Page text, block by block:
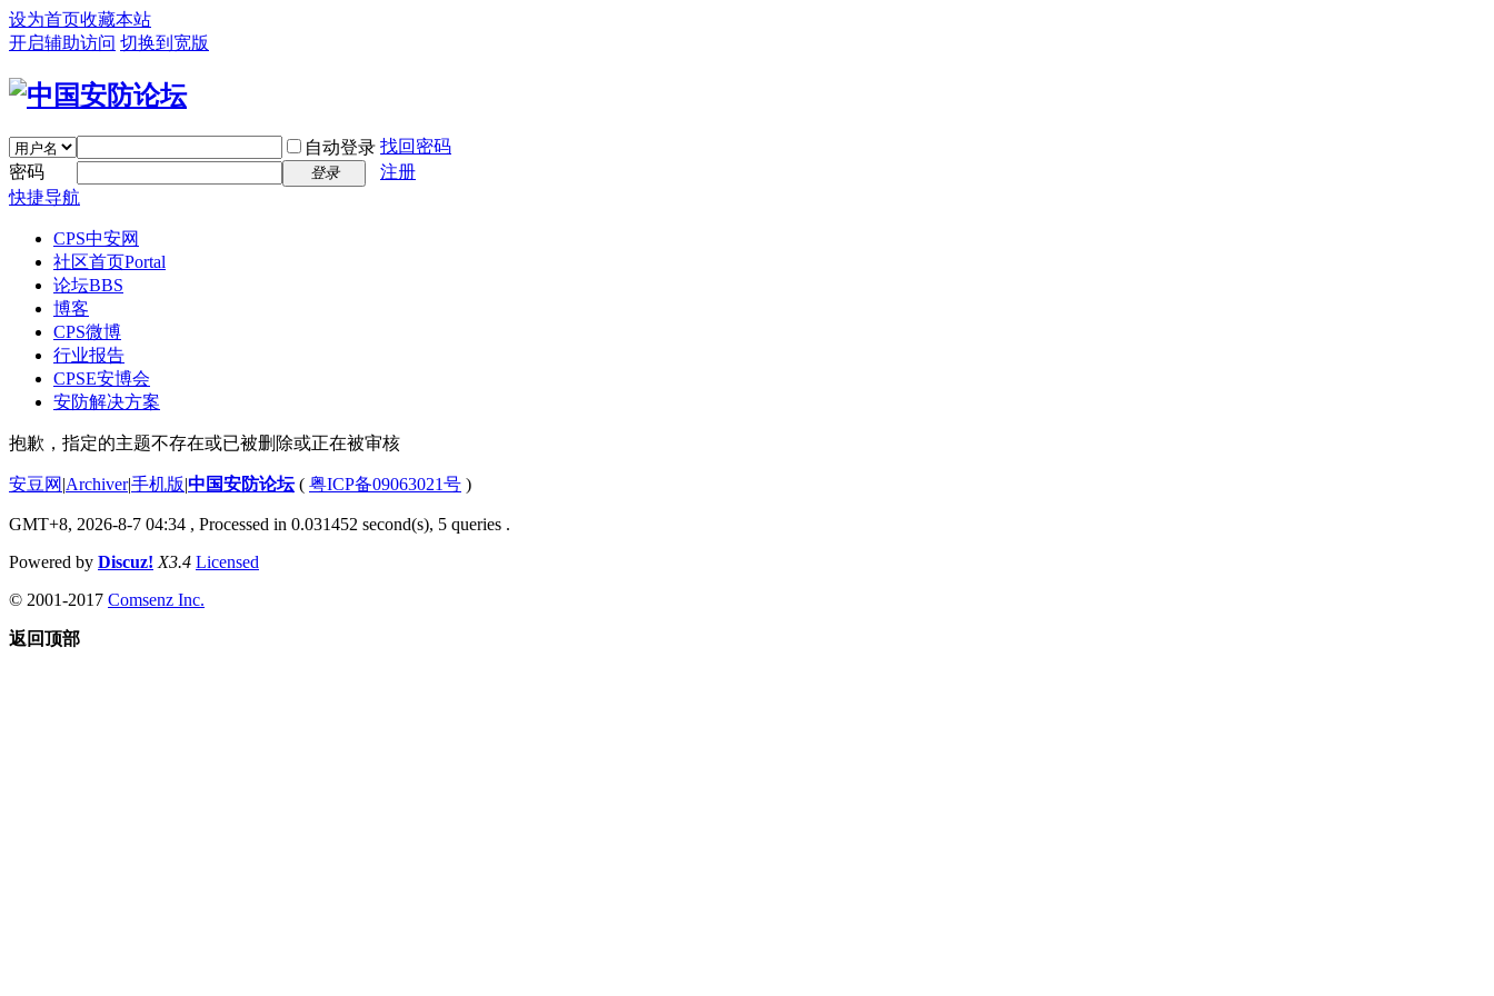
设为首页收藏本站
开启辅助访问 切换到宽版
自动登录 找回密码
密码
登录
注册
快捷导航
CPS中安网
社区首页Portal
论坛BBS
博客
CPS微博
行业报告
CPSE安博会
安防解决方案
抱歉，指定的主题不存在或已被删除或正在被审核
安豆网 |Archiver|手机版|中国安防论坛( 粤ICP备09063021号 )
GMT+8, 2026-8-7 04:34 , Processed in 0.031452 second(s), 5 queries .
Powered by Discuz! X3.4 Licensed
© 2001-2017 Comsenz Inc.
返回顶部